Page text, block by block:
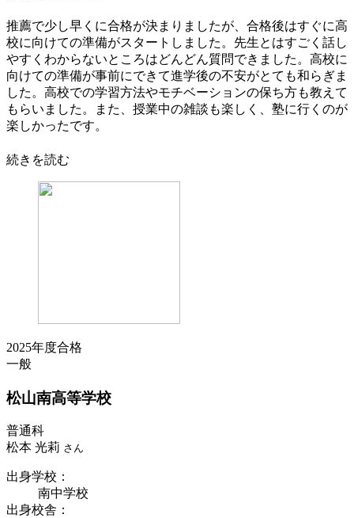
推薦で少し早くに合格が決まりましたが、合格後はすぐに高
校に向けての準備がスタートしました。先生とはすごく話し
やすくわからないところはどんどん質問できました。高校に
向けての準備が事前にできて進学後の不安がとても和らぎま
した。高校での学習方法やモチベーションの保ち方も教えて
もらいました。また、授業中の雑談も楽しく、塾に行くのが
楽しかったです。
続きを読む
2025年度合格
一般
松山南高等学校
普通科
松本 光莉 さん
出身学校 ：
南中学校
出身校舎 ：